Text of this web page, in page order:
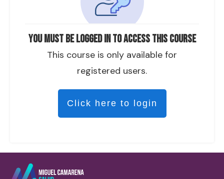
You must be logged in to access this course
This course is only available for
registered users.
Click here to login